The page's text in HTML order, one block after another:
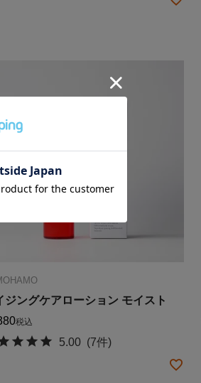
ジングケアローション モイスト
税込
5.00 (7件)